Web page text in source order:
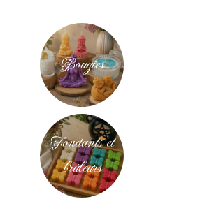
Bougies
Fondants et
brûleurs